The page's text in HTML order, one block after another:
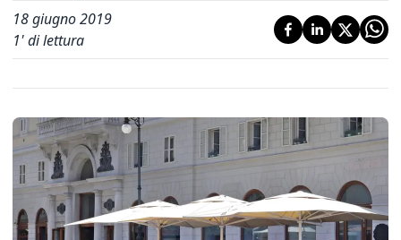
18 giugno 2019
1' di lettura